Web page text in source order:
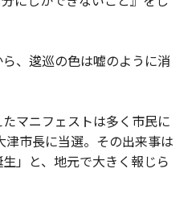
、逡巡の色は嘘のように消
マニフェストは多く市民に
市長に当選。その出来事は
」と、地元で大きく報じら